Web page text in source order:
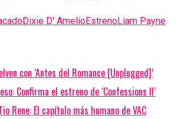
Dixie D' AmelioEstrenoLiam Payne
con ‘Antes del Romance [Unplugged]’
Confirma el estreno de ‘Confessions II’
Rene: El capítulo más humano de VAC